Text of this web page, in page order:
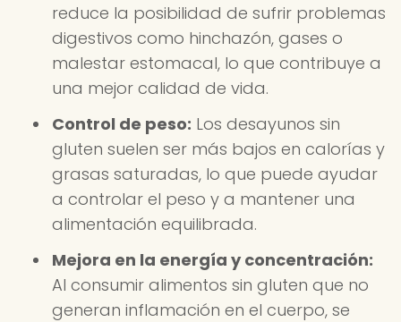
reduce la posibilidad de sufrir problemas
digestivos como hinchazón, gases o
malestar estomacal, lo que contribuye a
una mejor calidad de vida.
Control de peso: Los desayunos sin
gluten suelen ser más bajos en calorías y
grasas saturadas, lo que puede ayudar
a controlar el peso y a mantener una
alimentación equilibrada.
Mejora en la energía y concentración:
Al consumir alimentos sin gluten que no
generan inflamación en el cuerpo, se